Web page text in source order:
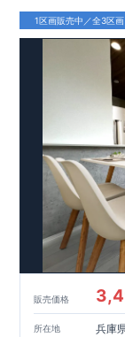
1区画販売中／全3区画
販売価格
所在地 兵庫